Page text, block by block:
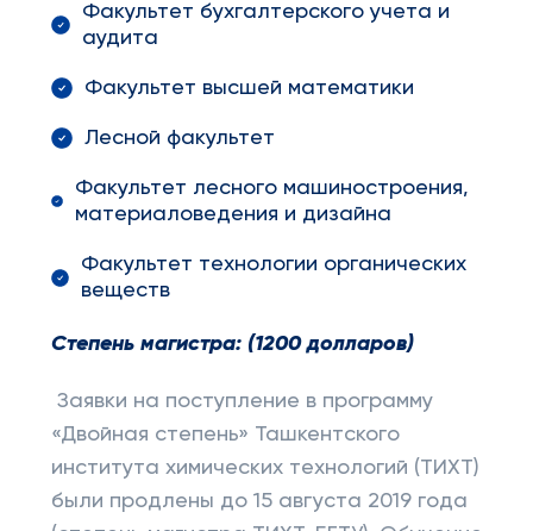
Факультет бухгалтерского учета и
аудита
Факультет высшей математики
Лесной факультет
Факультет лесного машиностроения,
материаловедения и дизайна
Факультет технологии органических
веществ
Степень магистра: (1200 долларов)
Заявки на поступление в программу
«Двойная степень» Ташкентского
института химических технологий (ТИХТ)
были продлены до 15 августа 2019 года